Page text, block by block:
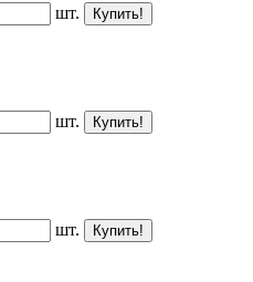
шт.
шт.
шт.